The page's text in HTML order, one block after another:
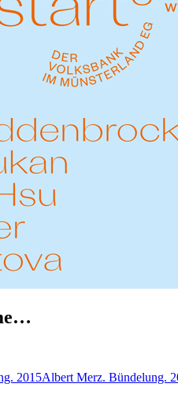
Albert Merz. Bündelung.